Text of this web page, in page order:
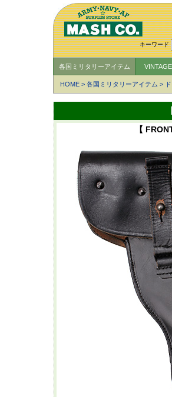
キーワード
各国ミリタリーアイテム
HOME > 各国ミリタリーアイテム >
【